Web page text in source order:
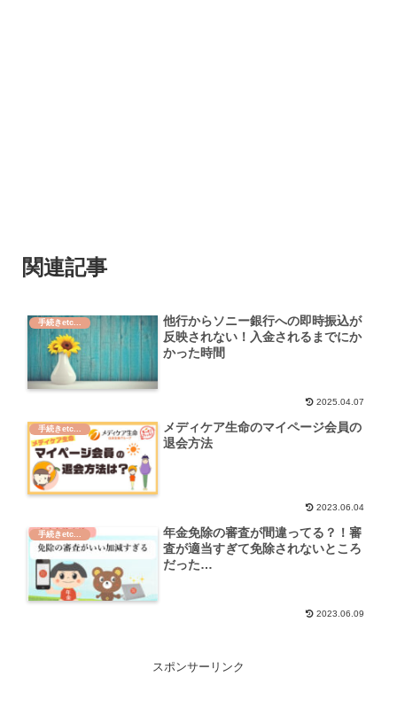
関連記事
手続きetc...
他行からソニー銀行への即時振込が
反映されない！入金されるまでにか
かった時間
2025.04.07
手続きetc...
メディケア生命のマイページ会員の
退会方法
2023.06.04
手続きetc...
年金免除の審査が間違ってる？！審
査が適当すぎて免除されないところ
だった…
2023.06.09
スポンサーリンク